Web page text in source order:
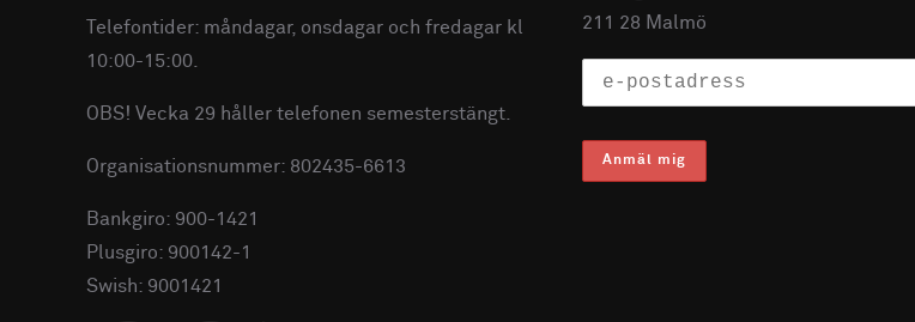
Telefontider: måndagar, onsdagar och fredagar kl
10:00-15:00.
OBS! Vecka 29 håller telefonen semesterstängt.
Organisationsnummer: 802435-6613
Bankgiro: 900-1421
Plusgiro: 900142-1
Swish: 9001421
211 28 Malmö